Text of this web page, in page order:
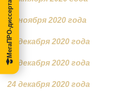
26 ноября 2020 года
15 декабря 2020 года
22 декабря 2020 года
24 декабря 2020 года
МегаПРО-диссертации